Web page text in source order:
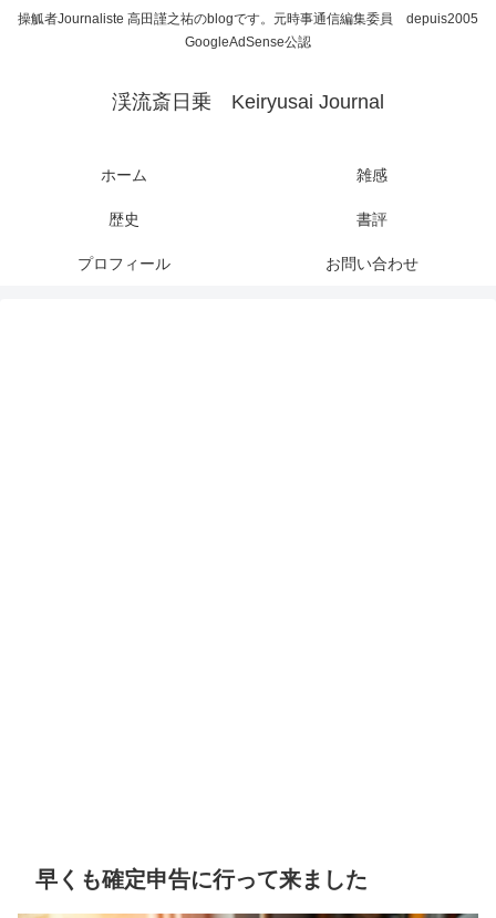
操觚者Journaliste 高田謹之祐のblogです。元時事通信編集委員 depuis2005
GoogleAdSense公認
渓流斎日乗 Keiryusai Journal
ホーム 雑感
歴史 書評
プロフィール お問い合わせ
早くも確定申告に行って来ました